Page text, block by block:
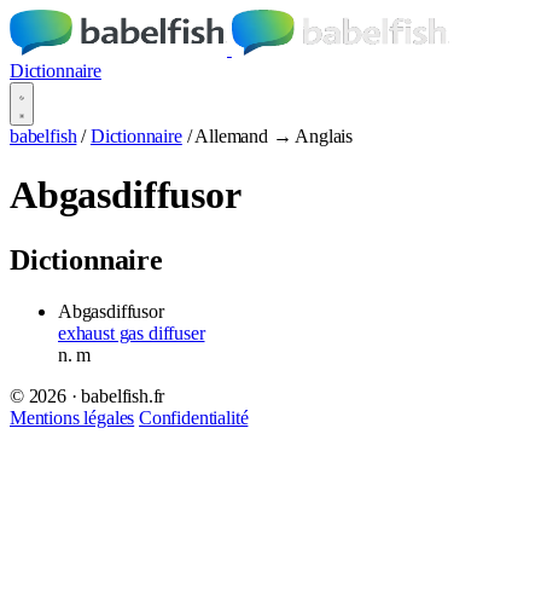
Dictionnaire
babelfish / Dictionnaire / Allemand → Anglais
Abgasdiffusor
Dictionnaire
Abgasdiffusor
exhaust gas diffuser
n.m
© 2026 · babelfish.fr
Mentions légales Confidentialité